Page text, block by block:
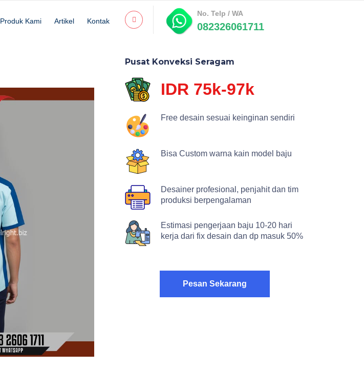
Produk Kami Artikel Kontak
No. Telp / WA
082326061711
Pusat Konveksi Seragam
IDR 75k-97k
Free desain sesuai keinginan sendiri
Bisa Custom warna kain model baju
Desainer profesional, penjahit dan tim
produksi berpengalaman
Estimasi pengerjaan baju 10-20 hari
kerja dari fix desain dan dp masuk 50%
Pesan Sekarang